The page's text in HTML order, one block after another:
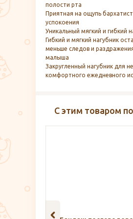
полости рта
Приятная на ощупь
успокоения
Уникальный мягкий и гибкий
Гибкий и мягкий нагубник
меньше следов и
малыша
Закругленный нагубник для
комфортного ежедневного
С этим товаром